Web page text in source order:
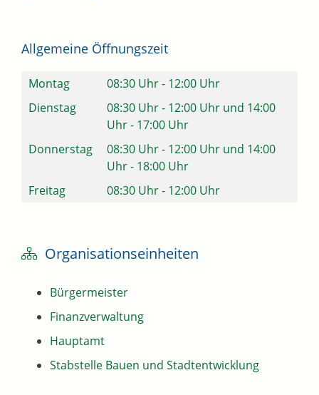
Allgemeine Öffnungszeit
Montag 08:30 Uhr- 12:00 Uhr
Dienstag
08:30 Uhr- 12:00 Uhr und 14:00
Uhr- 17:00 Uhr
Donnerstag
08:30 Uhr- 12:00 Uhr und 14:00
Uhr- 18:00 Uhr
Freitag
08:30 Uhr- 12:00 Uhr
Organisationseinheiten
Bürgermeister
Finanzverwaltung
Hauptamt
Stabstelle Bauen und Stadtentwicklung